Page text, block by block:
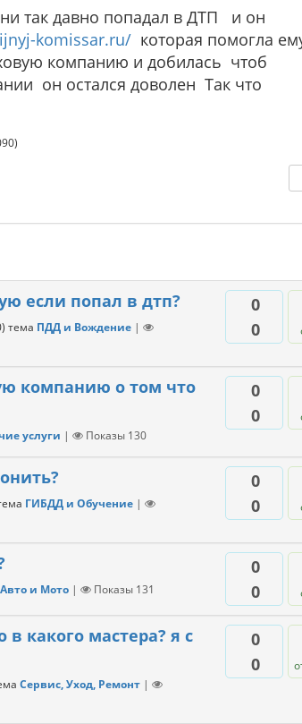
так давно попадал в ДТП и он
komissar.ru/ которая помогла
компанию и добилась чтоб
он остался доволен Так что
)
0
0
если попал в дтп?
) тема ПДД и Вождение |
0
0
компанию о том что
услуги | Показы 130
0
0
ГИБДД и Обучение |
0
0
Авто и Мото | Показы 131
0
0
какого мастера? я с
Сервис, Уход, Ремонт |